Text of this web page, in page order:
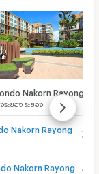
Nakorn Rayong
งระยอง ระยอง
Nakorn Rayong
Nakorn Rayong